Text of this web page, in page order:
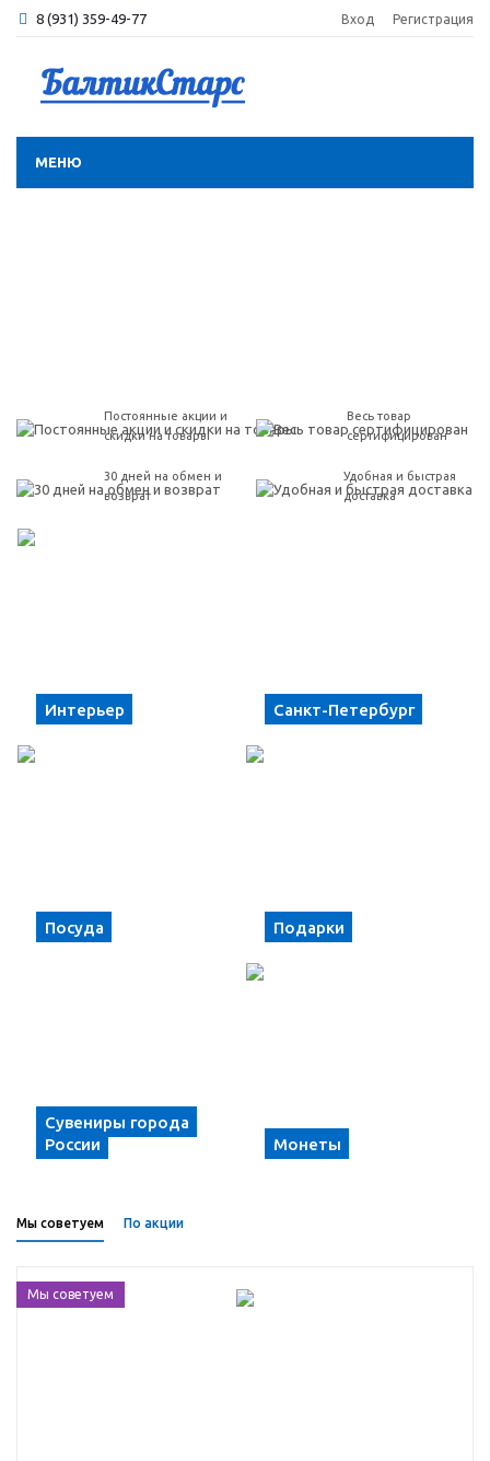
8 (931) 359-49-77 Вход Регистрация
МЕНЮ
Постоянные акции и
скидки на товары
Весь товар
сертифицирован
30 дней на обмен и
возврат
Удобная и быстрая
доставка
Интерьер Санкт-Петербург
Посуда Подарки
Сувениры города
России
Монеты
Мы советуем По акции
Мы советуем